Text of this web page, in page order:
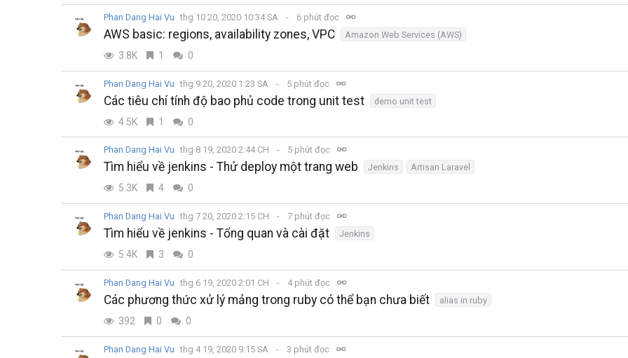
Phan Dang Hai Vu thg 10 20, 2020 10:34 SA 6 phút đọc
AWS basic: regions, availability zones, VPC Amazon Web Services (AWS)
3.8K 1 0
Phan Dang Hai Vu thg 9 20, 2020 1:23 SA 5 phút đọc
Các tiêu chí tính độ bao phủ code trong unit test demo unit test
4.5K 1 0
Phan Dang Hai Vu thg 8 19, 2020 2:44 CH 5 phút đọc
Tìm hiểu về jenkins - Thử deploy một trang web Jenkins Artisan Laravel
5.3K 4 0
Phan Dang Hai Vu thg 7 20, 2020 2:15 CH 7 phút đọc
Tìm hiểu về jenkins - Tổng quan và cài đặt Jenkins
5.4K 3 0
Phan Dang Hai Vu thg 6 19, 2020 2:01 CH 4 phút đọc
Các phương thức xử lý mảng trong ruby có thể bạn chưa biết alias in ruby
392 0 0
Phan Dang Hai Vu thg 4 19, 2020 9:15 SA 3 phút đọc